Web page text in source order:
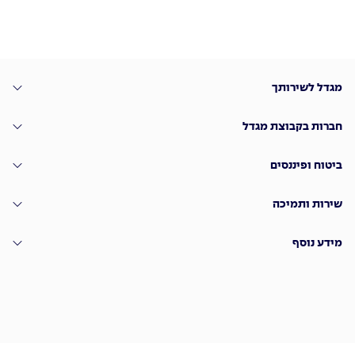
מגדל לשירותך
חברות בקבוצת מגדל
ביטוח ופיננסים
שירות ותמיכה
מידע נוסף